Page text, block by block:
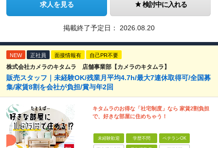
求人を見る 検討中に入れる
掲載終了予定日： 2026.08.20
NEW 正社員 面接情報有 自己PR不要
株式会社カメラのキタムラ 店舗事業部【カメラのキタムラ】
販売スタッフ｜未経験OK/残業月平均4.7h/最大7連休取得可/全国募
集/家賃8割を会社が負担/賞与年2回
キタムラのお得な「社宅制度」なら 家賃2割負担
で、好きな部屋に住めちゃう！
未経験歓迎 学歴不問 ベテランOK